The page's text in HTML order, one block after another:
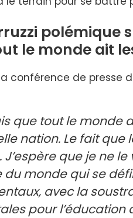
polémique
le monde ait
conférence de presse
que tout le monde
nation. Le fait
J’espère que je ne
du monde qui se
avec la
pour l’éducation